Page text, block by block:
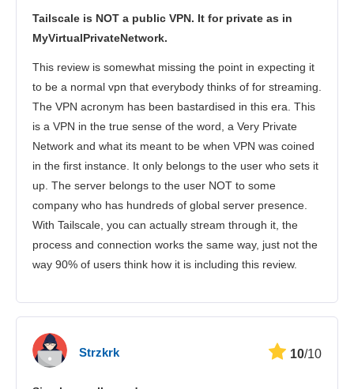
Klantenservice
Tailscale is NOT a public VPN. It for private as in
MyVirtualPrivateNetwork.
This review is somewhat missing the point in expecting it
to be a normal vpn that everybody thinks of for streaming.
The VPN acronym has been bastardised in this era. This
is a VPN in the true sense of the word, a Very Private
Network and what its meant to be when VPN was coined
in the first instance. It only belongs to the user who sets it
up. The server belongs to the user NOT to some
company who has hundreds of global server presence.
With Tailscale, you can actually stream through it, the
process and connection works the same way, just not the
way 90% of users think how it is including this review.
Strzkrk 10/10